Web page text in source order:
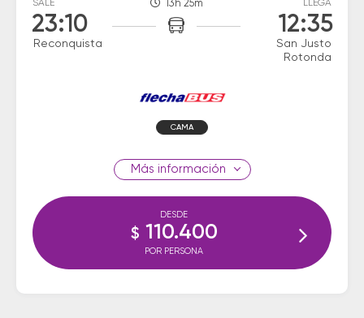
SALE
23:10
Reconquista
13h 25m LLEGA
12:35
San Justo
Rotonda
CAMA
información
DESDE
$ 110.400
POR PERSONA